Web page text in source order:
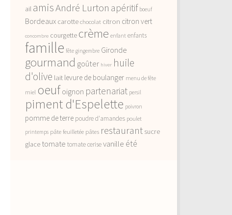
ail amisAndré Lurton apéritif boeuf
Bordeaux carottechocolat citron citron vert
concombre courgette crème enfant enfants
famille fête gingembre Gironde
gourmand goûter hiver huile
d'olive lait levure de boulanger menu de fête
miel oeuf oignon partenariat persil
piment d'Espelette poivron
pomme de terre poudre d'amandes poulet
printemps pâte feuilletée pâtes restaurant sucre
glace tomate tomate cerisevanille été